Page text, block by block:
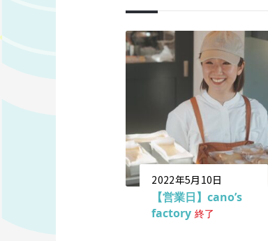
2022年5月10日
【営業日】cano’s
factory 終了